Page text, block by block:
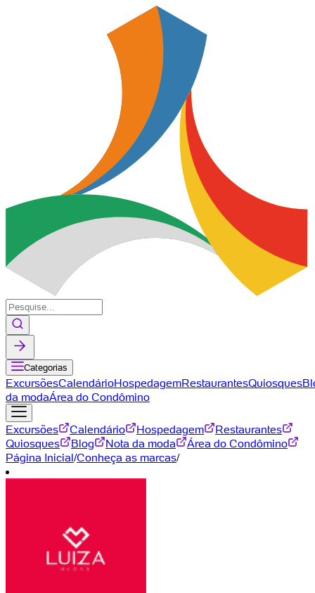
Categorias
ExcursõesCalendárioHospedagemRestaurantesQuiosques
da modaÁrea do Condômino
Excursões Calendário Hospedagem
Restaurantes
Quiosques
Blog Nota da moda
Área do Condômino
Página Inicial/Conheça as marcas/